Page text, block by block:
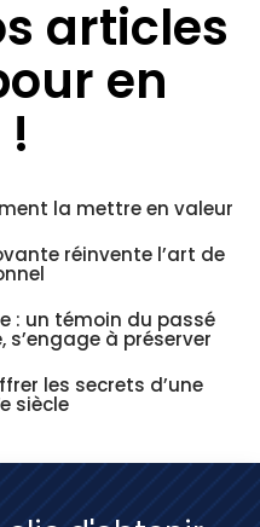
articles
en
la mettre en valeur
réinvente l’art de
: un témoin du passé
s’engage à préserver
les secrets d’une
siècle